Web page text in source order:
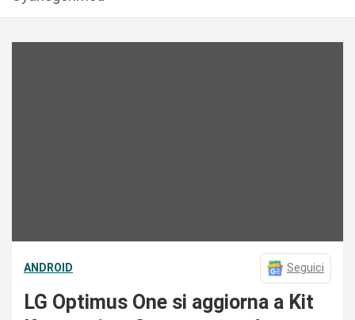
ANDROID Seguici
LG Optimus One si aggiorna a Kit